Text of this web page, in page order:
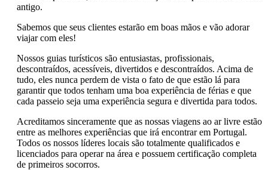
antigo.
Sabemos que seus clientes estarão em boas mãos e vão adorar
viajar com eles!
Nossos guias turísticos são entusiastas, profissionais,
descontraídos, acessíveis, divertidos e descontraídos. Acima de
tudo, eles nunca perdem de vista o fato de que estão lá para
garantir que todos tenham uma boa experiência de férias e que
cada passeio seja uma experiência segura e divertida para todos.
Acreditamos sinceramente que as nossas viagens ao ar livre estão
entre as melhores experiências que irá encontrar em Portugal.
Todos os nossos líderes locais são totalmente qualificados e
licenciados para operar na área e possuem certificação completa
de primeiros socorros.